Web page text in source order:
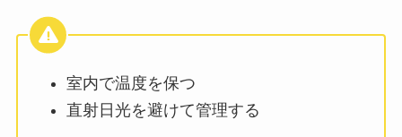
室内で温度を保つ
直射日光を避けて管理する